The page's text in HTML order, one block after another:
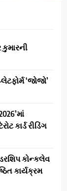
કુમારની
‘જોજો’
કાર્ડ રીડિંગ
કોન્કલેવ
કાર્યક્રમ